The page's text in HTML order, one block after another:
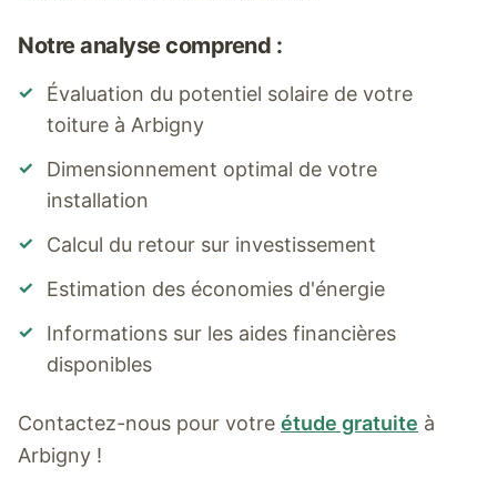
Notre analyse comprend :
✓
Évaluation du potentiel solaire de votre
toiture à Arbigny
✓
Dimensionnement optimal de votre
installation
✓ Calcul du retour sur investissement
✓ Estimation des économies d'énergie
✓
Informations sur les aides financières
disponibles
Contactez-nous pour votre étude gratuite à
Arbigny !